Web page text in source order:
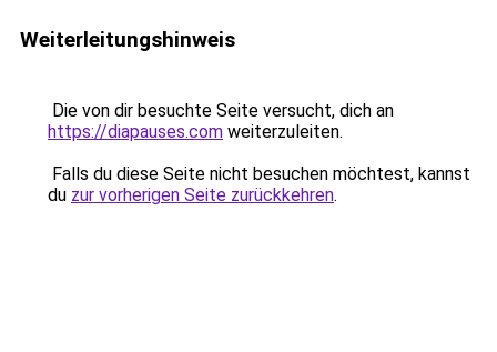
Weiterleitungshinweis
Die von dir besuchte Seite versucht, dich an
https://diapauses.com weiterzuleiten.
Falls du diese Seite nicht besuchen möchtest, kannst
du zur vorherigen Seite zurückkehren.